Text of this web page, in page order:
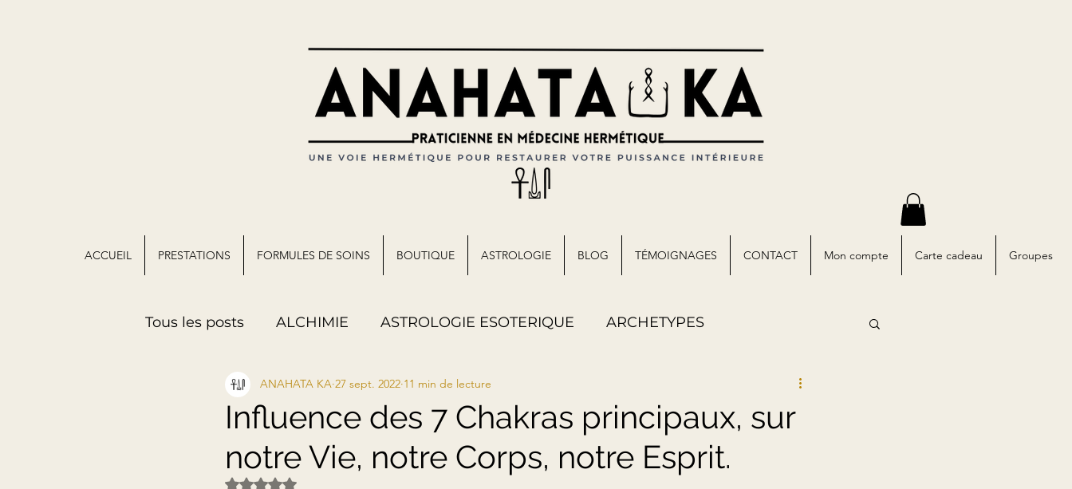
ACCUEIL PRESTATIONS FORMULES DE SOINS BOUTIQUE ASTROLOGIE BLOG TÉMOIGNAGES CONTACT Mon compte Carte cadeau Groupes
Tous les posts ALCHIMIE ASTROLOGIE ESOTERIQUE ARCHETYPES
ENSEIGNEMENTS ENSEIGNEMENTS DE L'EGYPTE ANTIQUE
LIBEREZ VOTRE POTENTIEL THÉRAPIES ACTUALITÉS
Influence des 7 Chakras principaux, sur
notre Vie, notre Corps, notre Esprit.
ANAHATA KA 27 sept. 2022 11 min de lecture
Noté NaN étoiles sur 5.